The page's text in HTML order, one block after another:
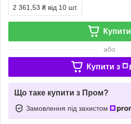
2 361,53 ₴ від 10 шт.
Купити
або
Купити з
Що таке купити з Пром?
Замовлення під захистом